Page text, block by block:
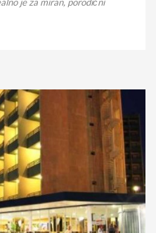
je za miran, porodični